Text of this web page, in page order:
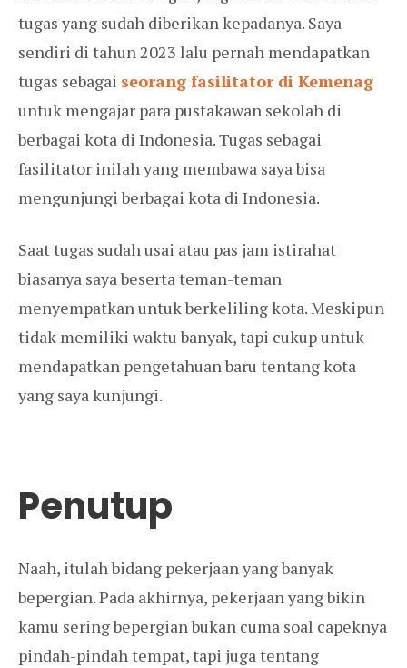
tugas yang sudah diberikan kepadanya. Saya
sendiri di tahun 2023 lalu pernah mendapatkan
tugas sebagai seorang fasilitator di Kemenag
untuk mengajar para pustakawan sekolah di
berbagai kota di Indonesia. Tugas sebagai
fasilitator inilah yang membawa saya bisa
mengunjungi berbagai kota di Indonesia.
Saat tugas sudah usai atau pas jam istirahat
biasanya saya beserta teman-teman
menyempatkan untuk berkeliling kota. Meskipun
tidak memiliki waktu banyak, tapi cukup untuk
mendapatkan pengetahuan baru tentang kota
yang saya kunjungi.
Penutup
Naah, itulah bidang pekerjaan yang banyak
bepergian. Pada akhirnya, pekerjaan yang bikin
kamu sering bepergian bukan cuma soal capeknya
pindah-pindah tempat, tapi juga tentang